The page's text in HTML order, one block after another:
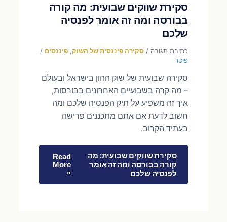
סקירת שווקים שבועית: מה קורה
בבורסה ומה זה אומר לפנסיה
שלכם
כתיבת תגובה /סקירה פיננסית של השוק,פיננסים /
פיטר
סקירה שבועית של שוק ההון בישראל ובעולם
– מה קרה בשבועיים האחרונים בבורסות,
איך זה משפיע על תיק הפנסיה שלכם ומה
חשוב לדעת אם אתם מתכננים פרישה
בעתיד הקרוב.
סקירת שווקים שבועית: מה
קורה בבורסה ומה זה אומר
לפנסיה שלכם
Read
More
»